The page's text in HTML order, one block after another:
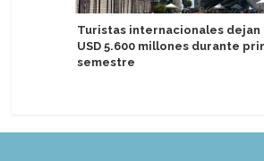
Turistas internacionales dejan
USD 5.600 millones durante
semestre